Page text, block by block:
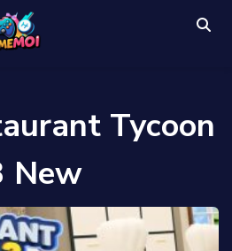
Tycoon
New